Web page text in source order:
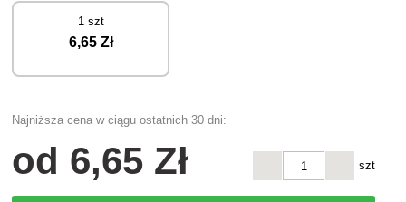
1 szt
6,65 Zł
Najniższa cena w ciągu ostatnich 30 dni:
od 6,65 Zł szt